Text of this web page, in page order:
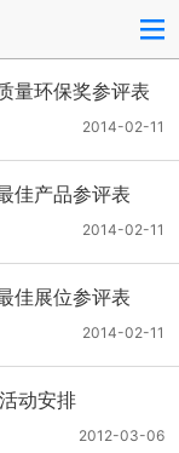
量环保奖参评表
2014-02-11
佳产品参评表
2014-02-11
佳展位参评表
2014-02-11
动安排
2012-03-06